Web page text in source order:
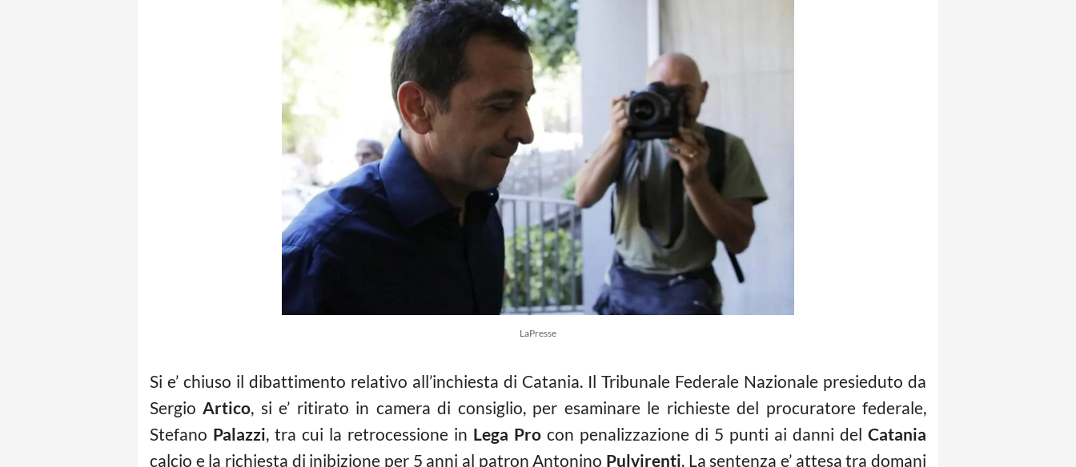
LaPresse
Si e’ chiuso il dibattimento relativo all’inchiesta di Catania. Il Tribunale Federale Nazionale presieduto da
SergioArtico, si e’ ritirato in camera di consiglio, per esaminare le richieste del procuratore federale,
Stefano Palazzi, tra cui la retrocessione in Lega Pro con penalizzazione di 5 punti ai danni del Catania
calcio e la richiesta di inibizione per 5 anni al patron Antonino Pulvirenti. La sentenza e’ attesa tra domani